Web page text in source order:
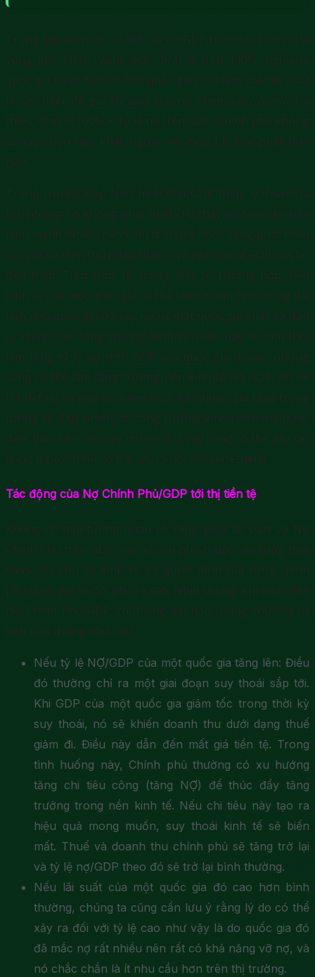
Trong lịch sử, mức nợ 80% so với GDP thường được coi là
vùng khó khăn. Vùng mặc định là trên 100%, nghĩa là
quốc gia kiếm được ít hơn quốc gia nợ. Kiểm soát lãi suất
là cần thiết để giữ lãi suất cho nợ Chính phủ ở mức tối
thiểu. Ở mức 100% + Tỷ lệ nợ trên GDP, Chính phủ không
có lựa chọn nào khác ngoài việc tiếp tục lạm phát hơn
nữa.
Trong trường hợp Nợ Chính Phủ/GDP thấp, lý thuyết là
tốt, nhưng nó không nhất thiết cho thấy một nền kinh tế
lành mạnh. Nhiều nền kinh tế trì trệ hoặc đang phát triển
có tỷ lệ nợ trên thu nhập thấp vì cả mức nợ và GDP của họ
đều thấp. Trên thực tế, trong một số trường hợp, nền
kinh tế của một quốc gia có thể lành mạnh hơn trong dài
hạn nếu quốc gia đó vay nợ từ một quốc gia khác và đầu
tư mạnh vào tăng trưởng kinh tế. Điều này sẽ tạm thời
làm tăng tỷ lệ nợ trên GDP của quốc gia đi vay, nhưng
cũng có thể làm tăng trưởng nền kinh tế (và GDP) đủ để
trả hết nợ và tiếp tục kiếm được lợi nhuận gia tăng trong
tương lai. Tuy nhiên, do tăng trưởng kinh tế không được
đảm bảo, nên việc vay mượn như vậy cũng có thể gây tác
dụng ngược (như có thể xảy ra đối với Venezuela).
Tác động của Nợ Chính Phủ/GDP tới thị tiền tệ
Không có mối tương quan rõ ràng giữa lãi suất và Nợ
Chính Phủ trên GDP, mà nó còn phụ thuộc vào từng thời
điểm của chu kỳ kinh tế, và quyết định của từng chính
phủ quốc gia sẽ đối phó ra sao. Nhìn chung, khi nhắc đến
Nợ Chính Phủ/GDP, thì trong dài hạn chúng thường có
kịch bản chung như sau:
Nếu tỷ lệ NỢ/GDP của một quốc gia tăng lên: Điều
đó thường chỉ ra một giai đoạn suy thoái sắp tới.
Khi GDP của một quốc gia giảm tốc trong thời kỳ
suy thoái, nó sẽ khiến doanh thu dưới dạng thuế
giảm đi. Điều này dẫn đến mất giá tiền tệ. Trong
tình huống này, Chính phủ thường có xu hướng
tăng chi tiêu công (tăng NỢ) để thúc đẩy tăng
trưởng trong nền kinh tế. Nếu chi tiêu này tạo ra
hiệu quả mong muốn, suy thoái kinh tế sẽ biến
mất. Thuế và doanh thu chính phủ sẽ tăng trở lại
và tỷ lệ nợ/GDP theo đó sẽ trở lại bình thường.
Nếu lãi suất của một quốc gia đó cao hơn bình
thường, chúng ta cũng cần lưu ý rằng lý do có thể
xảy ra đối với tỷ lệ cao như vậy là do quốc gia đó
đã mắc nợ rất nhiều nên rất có khả năng vỡ nợ, và
nó chắc chắn là ít nhu cầu hơn trên thị trường.